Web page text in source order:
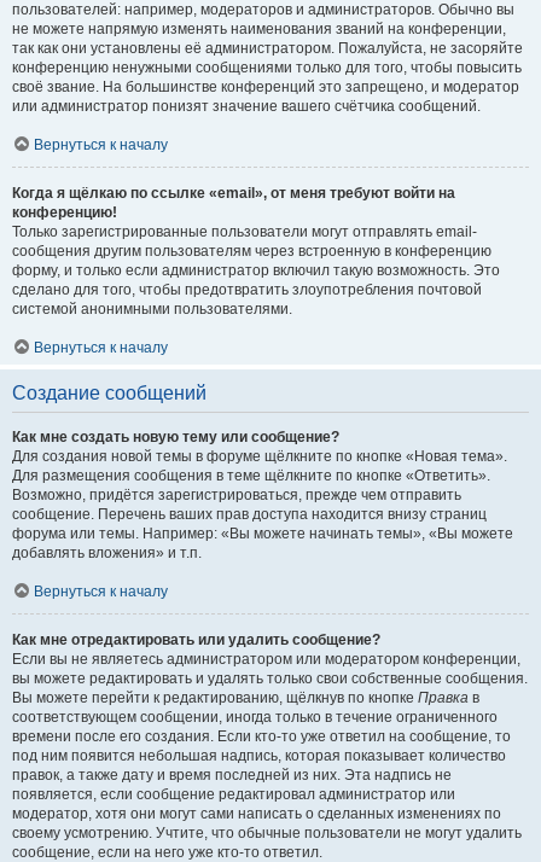
пользователей: например, модераторов и администраторов. Обычно вы
не можете напрямую изменять наименования званий на конференции,
так как они установлены её администратором. Пожалуйста, не засоряйте
конференцию ненужными сообщениями только для того, чтобы повысить
своё звание. На большинстве конференций это запрещено, и модератор
или администратор понизят значение вашего счётчика сообщений.
Вернуться к началу
Когда я щёлкаю по ссылке «email», от меня требуют войти на
конференцию!
Только зарегистрированные пользователи могут отправлять email-
сообщения другим пользователям через встроенную в конференцию
форму, и только если администратор включил такую возможность. Это
сделано для того, чтобы предотвратить злоупотребления почтовой
системой анонимными пользователями.
Вернуться к началу
Создание сообщений
Как мне создать новую тему или сообщение?
Для создания новой темы в форуме щёлкните по кнопке «Новая тема».
Для размещения сообщения в теме щёлкните по кнопке «Ответить».
Возможно, придётся зарегистрироваться, прежде чем отправить
сообщение. Перечень ваших прав доступа находится внизу страниц
форума или темы. Например: «Вы можете начинать темы», «Вы можете
добавлять вложения» и т.п.
Вернуться к началу
Как мне отредактировать или удалить сообщение?
Если вы не являетесь администратором или модератором конференции,
вы можете редактировать и удалять только свои собственные сообщения.
Вы можете перейти к редактированию, щёлкнув по кнопке Правка в
соответствующем сообщении, иногда только в течение ограниченного
времени после его создания. Если кто-то уже ответил на сообщение, то
под ним появится небольшая надпись, которая показывает количество
правок, а также дату и время последней из них. Эта надпись не
появляется, если сообщение редактировал администратор или
модератор, хотя они могут сами написать о сделанных изменениях по
своему усмотрению. Учтите, что обычные пользователи не могут удалить
сообщение, если на него уже кто-то ответил.